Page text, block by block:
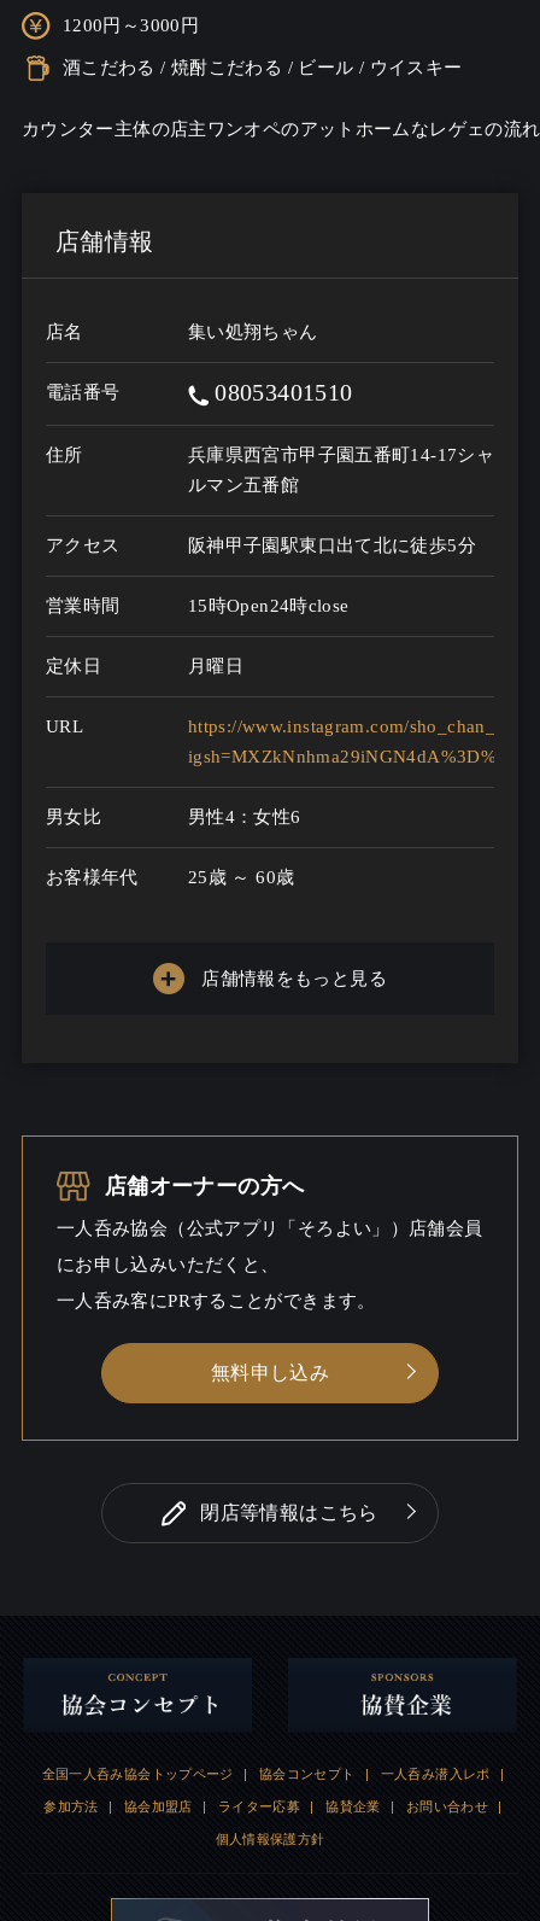
1200円～3000円
酒こだわる / 焼酎こだわる / ビール / ウイスキー
店舗情報
店名 集い処翔ちゃん
電話番号 08053401510
住所
兵庫県西宮市甲子園五番町14-17シャ
ルマン五番館
アクセス 阪神甲子園駅東口出て北に徒歩5分
営業時間 15時Open24時close
定休日 月曜日
URL
https://www.instagram.com/sho_chan_irie?
男女比 男性4：女性6
お客様年代 25歳 ～ 60歳
ウイスキー
一人呑み
シーン
料理充実 / しっとり / 出会いあるか
も
店舗情報をもっと見る
店舗オーナーの方へ
一人呑み協会（公式アプリ「そろよい」）店舗会員
にお申し込みいただくと、
一人呑み客にPRすることができます。
無料申し込み
閉店等情報はこちら
全国一人呑み協会トップページ | 協会コンセプト | 一人呑み潜入レポ |
参加方法 | 協会加盟店 | ライター応募 | 協賛企業 | お問い合わせ |
個人情報保護方針